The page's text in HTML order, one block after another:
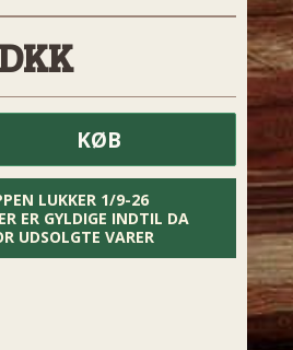
KØB
LUKKER 1/9-26
ER GYLDIGE INDTIL DA
UDSOLGTE VARER